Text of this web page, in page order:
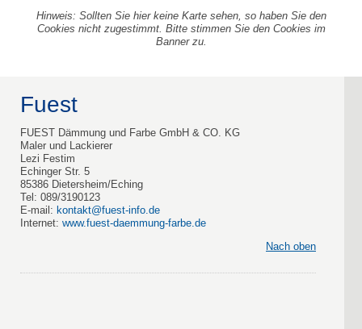
Hinweis: Sollten Sie hier keine Karte sehen, so haben Sie den
Cookies nicht zugestimmt. Bitte stimmen Sie den Cookies im
Banner zu.
Fuest
FUEST Dämmung und Farbe GmbH & CO. KG
Maler und Lackierer
Lezi Festim
Echinger Str. 5
85386 Dietersheim/Eching
Tel: 089/3190123
E-mail: kontakt@fuest-info.de
Internet: www.fuest-daemmung-farbe.de
Nach oben